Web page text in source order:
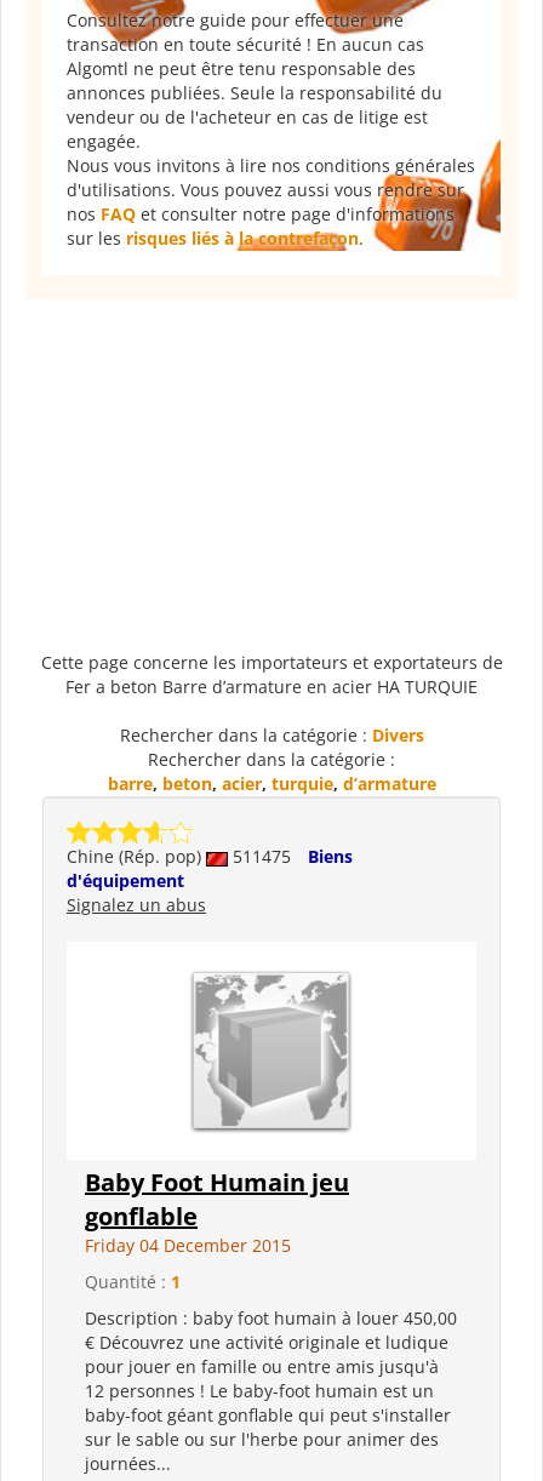
Consultez notre guide pour effectuer une
transaction en toute sécurité ! En aucun cas
Algomtl ne peut être tenu responsable des
annonces publiées. Seule la responsabilité du
vendeur ou de l'acheteur en cas de litige est
engagée.
Nous vous invitons à lire nos conditions générales
d'utilisations. Vous pouvez aussi vous rendre sur
nos FAQ et consulter notre page d'informations
sur les risques liés à la contrefaçon.
Cette page concerne les importateurs et exportateurs de
Fer a beton Barre d’armature en acier HA TURQUIE
Rechercher dans la catégorie : Divers
Rechercher dans la catégorie :
barre, beton, acier, turquie, d’armature
Chine (Rép. pop) 511475
Biens
d'équipement
Signalez un abus
Baby Foot Humain jeu
gonflable
Friday 04 December 2015
Quantité : 1
Description : baby foot humain à louer 450,00
€ Découvrez une activité originale et ludique
pour jouer en famille ou entre amis jusqu'à
12 personnes ! Le baby-foot humain est un
baby-foot géant gonflable qui peut s'installer
sur le sable ou sur l'herbe pour animer des
journées...